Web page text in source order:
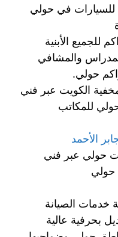
للسيارات في حولي
للجميع الأبنية
والمشافي
حولي.
الكويت عبر فني
للمكاتب
الأحمد
حولي عبر فني
حولي
خدمات الصيانة
بحرفية عالية